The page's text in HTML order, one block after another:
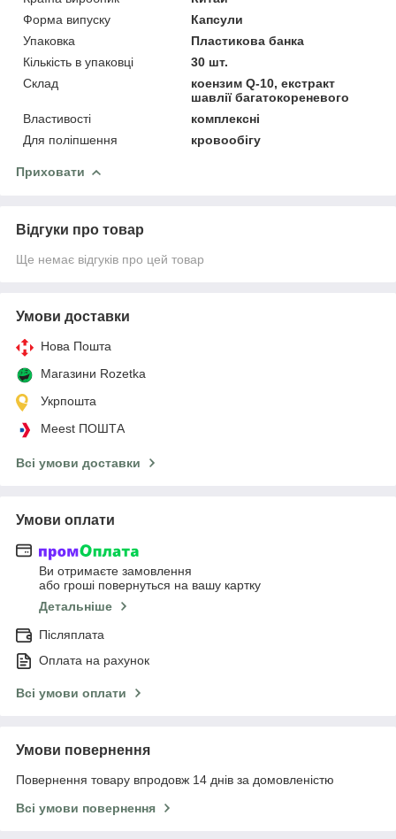
Форма випуску
Капсули
Упаковка
Пластикова банка
Кількість в упаковці
30 шт.
Склад
коензим Q-10, екстракт
шавлії багатокореневого
Властивості
комплексні
Для поліпшення
кровообігу
Приховати
Відгуки про товар
Ще немає відгуків про цей товар
Умови доставки
Нова Пошта
Магазини Rozetka
Укрпошта
Meest ПОШТА
Всі умови доставки
Умови оплати
Ви отримаєте замовлення
або гроші повернуться на вашу картку
Детальніше
Післяплата
Оплата на рахунок
Всі умови оплати
Умови повернення
Повернення товару впродовж 14 днів за домовленістю
Всі умови повернення